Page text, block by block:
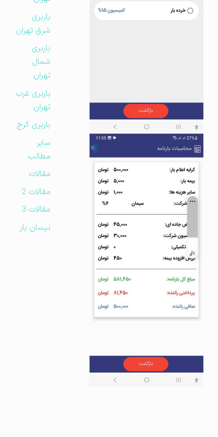
باربری
شرق تهران
باربری
شمال
تهران
باربری غرب
تهران
باربری کرج
مطالب
مقالات
مقالات 2
مقالات 3
نیسان بار